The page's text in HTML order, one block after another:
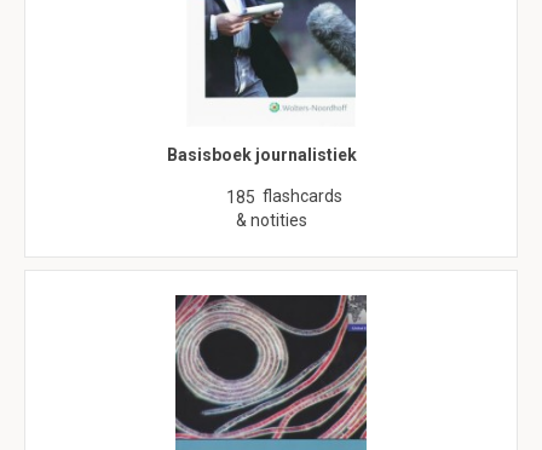
Basisboek journalistiek
185 flashcards
& notities